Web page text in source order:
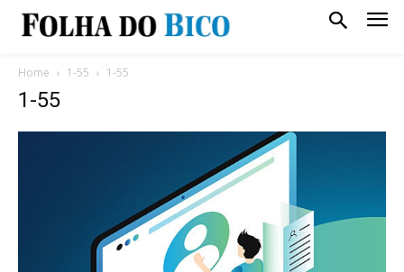
Home 1-55 1-55
1-55